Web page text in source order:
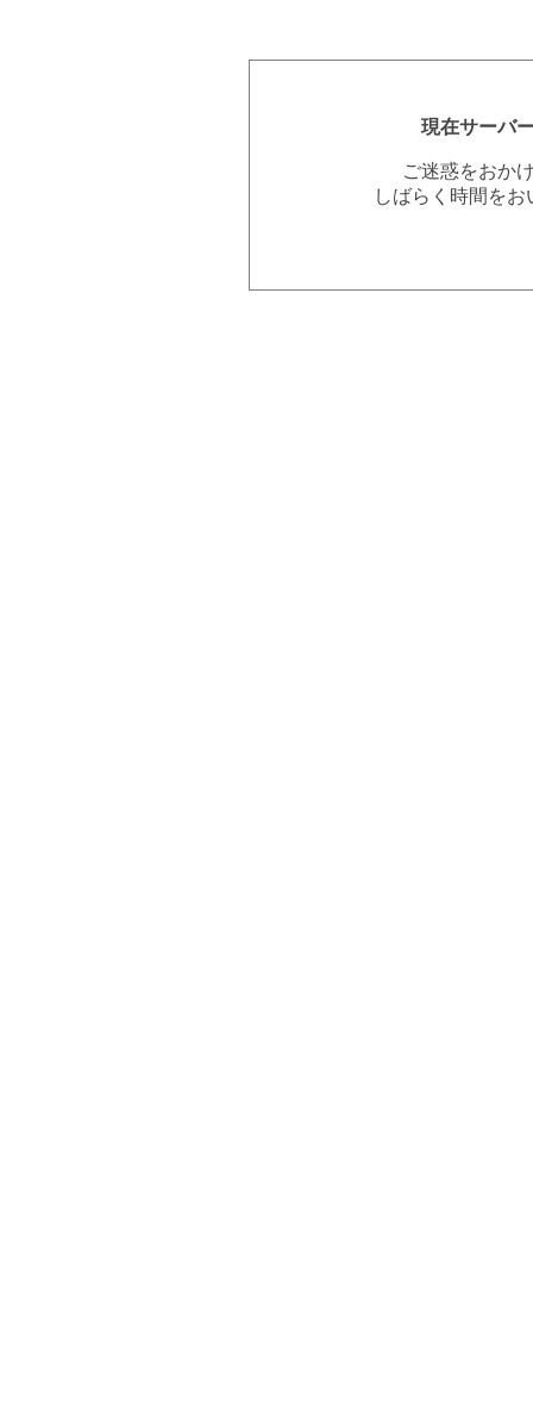
現在サーバ
ご迷惑をおか
しばらく時間を